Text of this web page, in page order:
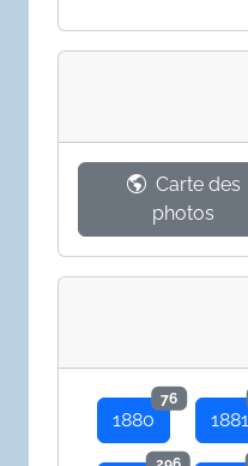
Carte des
photos
1880
76
1881